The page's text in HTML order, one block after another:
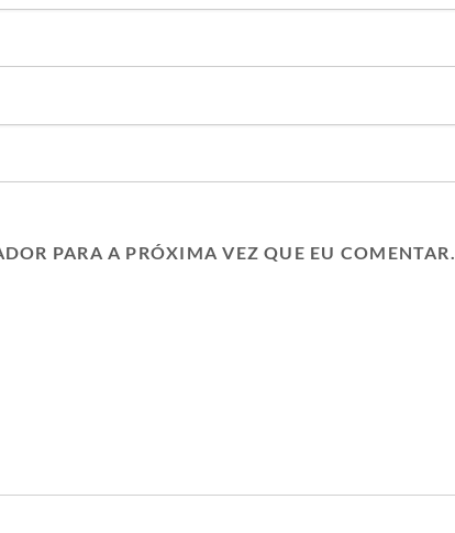
PARA A PRÓXIMA VEZ QUE EU COMENTAR.